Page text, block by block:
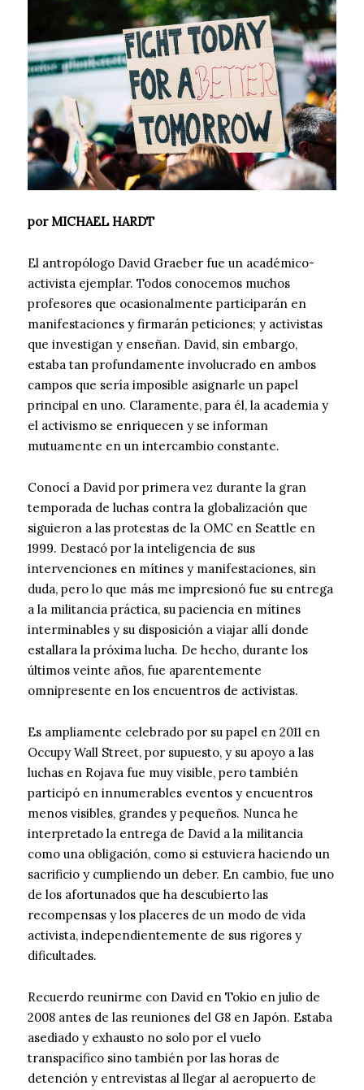
por MICHAEL HARDT
El antropólogo David Graeber fue un académico-
activista ejemplar. Todos conocemos muchos
profesores que ocasionalmente participarán en
manifestaciones y firmarán peticiones; y activistas
que investigan y enseñan. David, sin embargo,
estaba tan profundamente involucrado en ambos
campos que sería imposible asignarle un papel
principal en uno. Claramente, para él, la academia y
el activismo se enriquecen y se informan
mutuamente en un intercambio constante.
Conocí a David por primera vez durante la gran
temporada de luchas contra la globalización que
siguieron a las protestas de la OMC en Seattle en
1999. Destacó por la inteligencia de sus
intervenciones en mítines y manifestaciones, sin
duda, pero lo que más me impresionó fue su entrega
a la militancia práctica, su paciencia en mítines
interminables y su disposición a viajar allí donde
estallara la próxima lucha. De hecho, durante los
últimos veinte años, fue aparentemente
omnipresente en los encuentros de activistas.
Es ampliamente celebrado por su papel en 2011 en
Occupy Wall Street, por supuesto, y su apoyo a las
luchas en Rojava fue muy visible, pero también
participó en innumerables eventos y encuentros
menos visibles, grandes y pequeños. Nunca he
interpretado la entrega de David a la militancia
como una obligación, como si estuviera haciendo un
sacrificio y cumpliendo un deber. En cambio, fue uno
de los afortunados que ha descubierto las
recompensas y los placeres de un modo de vida
activista, independientemente de sus rigores y
dificultades.
Recuerdo reunirme con David en Tokio en julio de
2008 antes de las reuniones del G8 en Japón. Estaba
asediado y exhausto no solo por el vuelo
transpacífico sino también por las horas de
detención y entrevistas al llegar al aeropuerto de